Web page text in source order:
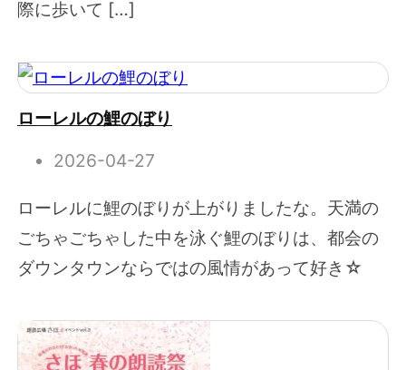
際に歩いて […]
ローレルの鯉のぼり
2026-04-27
ローレルに鯉のぼりが上がりましたな。天満の
ごちゃごちゃした中を泳ぐ鯉のぼりは、都会の
ダウンタウンならではの風情があって好き☆